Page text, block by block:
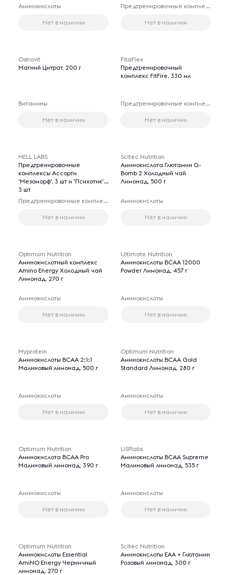
Аминокислоты
Нет в наличии
Предтренировочные комплексы
Нет в наличии
Ostrovit
Магний Цитрат, 200 г
Витамины
Нет в наличии
FitaFlex
Предтренировочный
комплекс FitFire, 330 мл
Предтренировочные комплексы
Нет в наличии
HELL LABS
Предтренировочные
комплексы Ассорти
'Мезоморф', 3 шт и 'Психотик',
3 шт
Предтренировочные комплексы
Нет в наличии
Scitec Nutrition
Аминокислота Глютамин G-
Bomb 2 Холодный чай
Лимонад, 500 г
Аминокислоты
Нет в наличии
Optimum Nutrition
Аминокислотный комплекс
Amino Energy Холодный чай
Лимонад, 270 г
Аминокислоты
Нет в наличии
Ultimate Nutrition
Аминокислоты BCAA 12000
Powder Лимонад, 457 г
Аминокислоты
Нет в наличии
Myprotein
Аминокислоты BCAA 2:1:1
Малиновый лимонад, 500 г
Аминокислоты
Нет в наличии
Optimum Nutrition
Аминокислоты BCAA Gold
Standard Лимонад, 280 г
Аминокислоты
Нет в наличии
Optimum Nutrition
Аминокислота BCAA Pro
Малиновый лимонад, 390 г
Аминокислоты
Нет в наличии
USPlabs
Аминокислоты BCAA Supreme
Малиновый лимонад, 535 г
Аминокислоты
Нет в наличии
Optimum Nutrition
Аминокислоты Essential
AmiNO Energy Черничный
лимонад, 270 г
Scitec Nutrition
Аминокислоты EAA + Глютамин
Розовый лимонад, 300 г